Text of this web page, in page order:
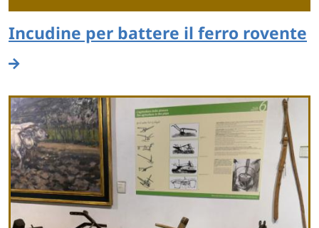
Incudine per battere il ferro rovente